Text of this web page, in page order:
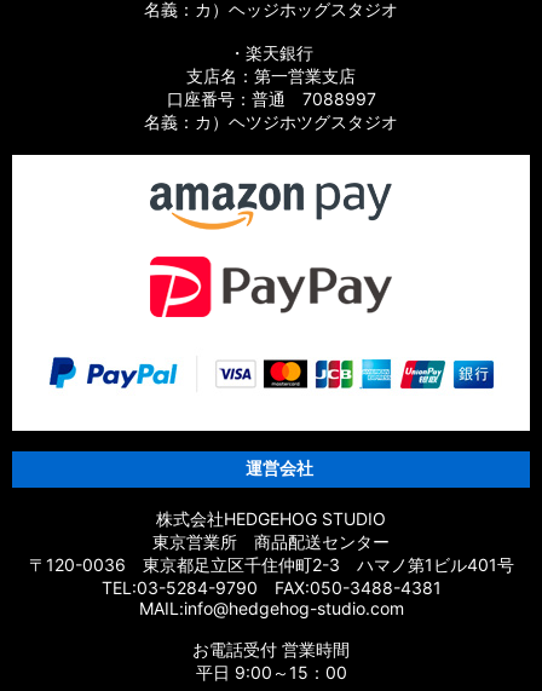
名義：カ）ヘッジホッグスタジオ
・楽天銀行
支店名：第一営業支店
口座番号：普通 7088997
名義：カ）ヘツジホツグスタジオ
運営会社
株式会社HEDGEHOG STUDIO
東京営業所 商品配送センター
〒120-0036 東京都足立区千住仲町2-3 ハマノ第1ビル401号
TEL:03-5284-9790 FAX:050-3488-4381
MAIL:info@hedgehog-studio.com
お電話受付 営業時間
平日 9:00～15：00